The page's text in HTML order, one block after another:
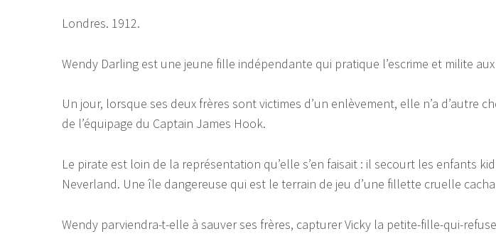
Londres. 1912.
Wendy Darling est une jeune fille indépendante qui pratique l’escrime et milite
Un jour, lorsque ses deux frères sont victimes d’un enlèvement, elle n’a
de l’équipage du Captain James Hook.
Le pirate est loin de la représentation qu’elle s’en faisait : il secourt les enfants
Neverland. Une île dangereuse qui est le terrain de jeu d’une fillette cruelle
Wendy parviendra-t-elle à sauver ses frères, capturer Vicky la petite-fille-qui-